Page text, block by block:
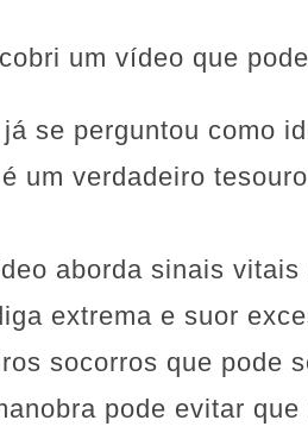
um vídeo que
se perguntou como
um verdadeiro
aborda sinais
extrema e suor
socorros que pode
pode evitar